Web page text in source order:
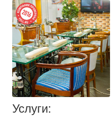
Услуги: